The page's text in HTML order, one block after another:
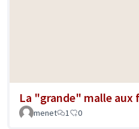
La "grande" malle aux
menet
1 0